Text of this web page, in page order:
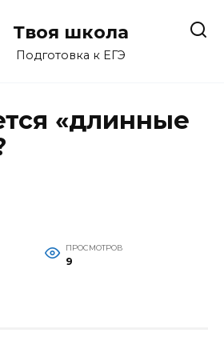
Твоя школа
Подготовка к ЕГЭ
«длинные
ПРОСМОТРОВ
9